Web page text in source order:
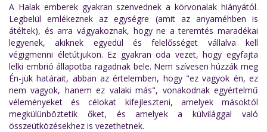
A Halak emberek gyakran szenvednek a körvonalak hiányától.
Legbelül emlékeznek az egységre (amit az anyaméhben is
átéltek), és arra vágyakoznak, hogy ne a teremtés maradékai
legyenek, akiknek egyedül és felelősséget vállalva kell
végigmenni életútjukon. Ez gyakran oda vezet, hogy egyfajta
lelki embrió állapotba ragadnak bele. Nem szívesen húzzák meg
Én-jük határait, abban az értelemben, hogy "ez vagyok én, ez
nem vagyok, hanem ez valaki más", vonakodnak egyértelmű
véleményeket és célokat kifejleszteni, amelyek másoktól
megkülünböztetik őket, és amelyek a külvilággal való
összeütközésekhez is vezethetnek.